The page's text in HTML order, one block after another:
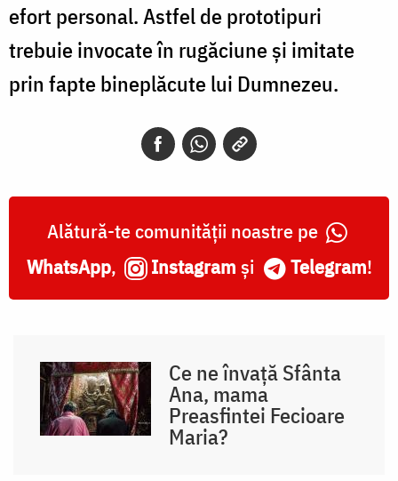
efort personal. Astfel de prototipuri
trebuie invocate în rugăciune şi imitate
prin fapte bineplăcute lui Dumnezeu.
Alătură-te comunității noastre pe
WhatsApp, Instagram și Telegram!
Ce ne învață Sfânta
Ana, mama
Preasfintei Fecioare
Maria?